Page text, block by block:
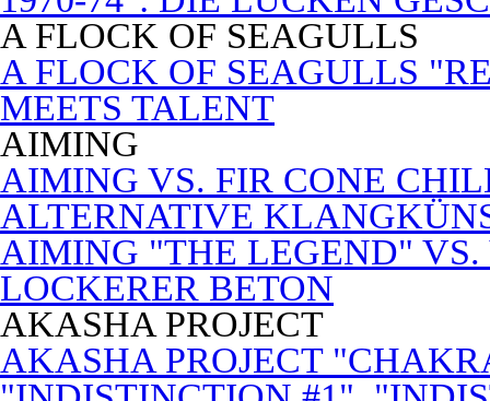
A FLOCK OF SEAGULLS
A FLOCK OF SEAGULLS
MEETS TALENT
AIMING
AIMING VS. FIR CONE
ALTERNATIVE
AIMING "THE LEGEND"
LOCKERER BETON
AKASHA PROJECT
AKASHA PROJECT